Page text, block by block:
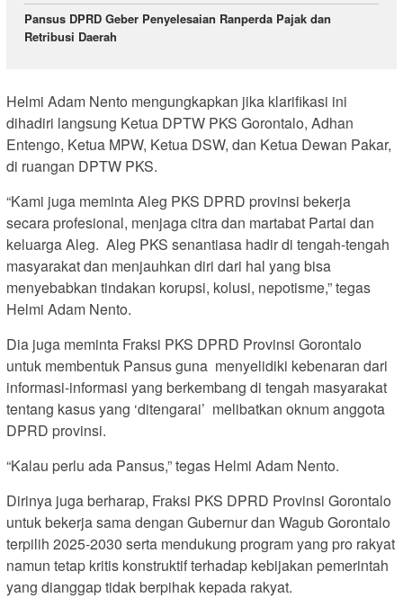
Pansus DPRD Geber Penyelesaian Ranperda Pajak dan
Retribusi Daerah
Helmi Adam Nento mengungkapkan jika klarifikasi ini
dihadiri langsung Ketua DPTW PKS Gorontalo, Adhan
Entengo, Ketua MPW, Ketua DSW, dan Ketua Dewan Pakar,
di ruangan DPTW PKS.
“Kami juga meminta Aleg PKS DPRD provinsi bekerja
secara profesional, menjaga citra dan martabat Partai dan
keluarga Aleg. Aleg PKS senantiasa hadir di tengah-tengah
masyarakat dan menjauhkan diri dari hal yang bisa
menyebabkan tindakan korupsi, kolusi, nepotisme,” tegas
Helmi Adam Nento.
Dia juga meminta Fraksi PKS DPRD Provinsi Gorontalo
untuk membentuk Pansus guna menyelidiki kebenaran dari
informasi-informasi yang berkembang di tengah masyarakat
tentang kasus yang ‘ditengarai’ melibatkan oknum anggota
DPRD provinsi.
“Kalau perlu ada Pansus,” tegas Helmi Adam Nento.
Dirinya juga berharap, Fraksi PKS DPRD Provinsi Gorontalo
untuk bekerja sama dengan Gubernur dan Wagub Gorontalo
terpilih 2025-2030 serta mendukung program yang pro rakyat
namun tetap kritis konstruktif terhadap kebijakan pemerintah
yang dianggap tidak berpihak kepada rakyat.